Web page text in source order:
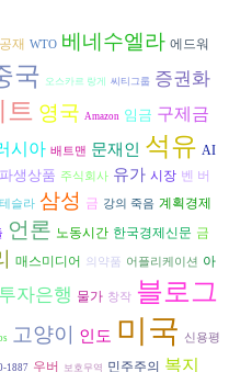
재 WTO 베네수엘라 에드워
국 오스카르 랑게 씨티그룹 증권화
영국 Amazon 임금 구제금
시아 배트맨 문재인 석유 AI
파생상품 주식회사 유가 시장 벤 버
테슬라 삼성 금 강의 죽음 계획경제
언론 노동시간 한국경제신문 금
매스미디어 의약품 어플리케이션 아
투자은행 물가 창작 블로그
고양이 인도 미국 신용평
1887 우버 보호무역 민주주의 복지